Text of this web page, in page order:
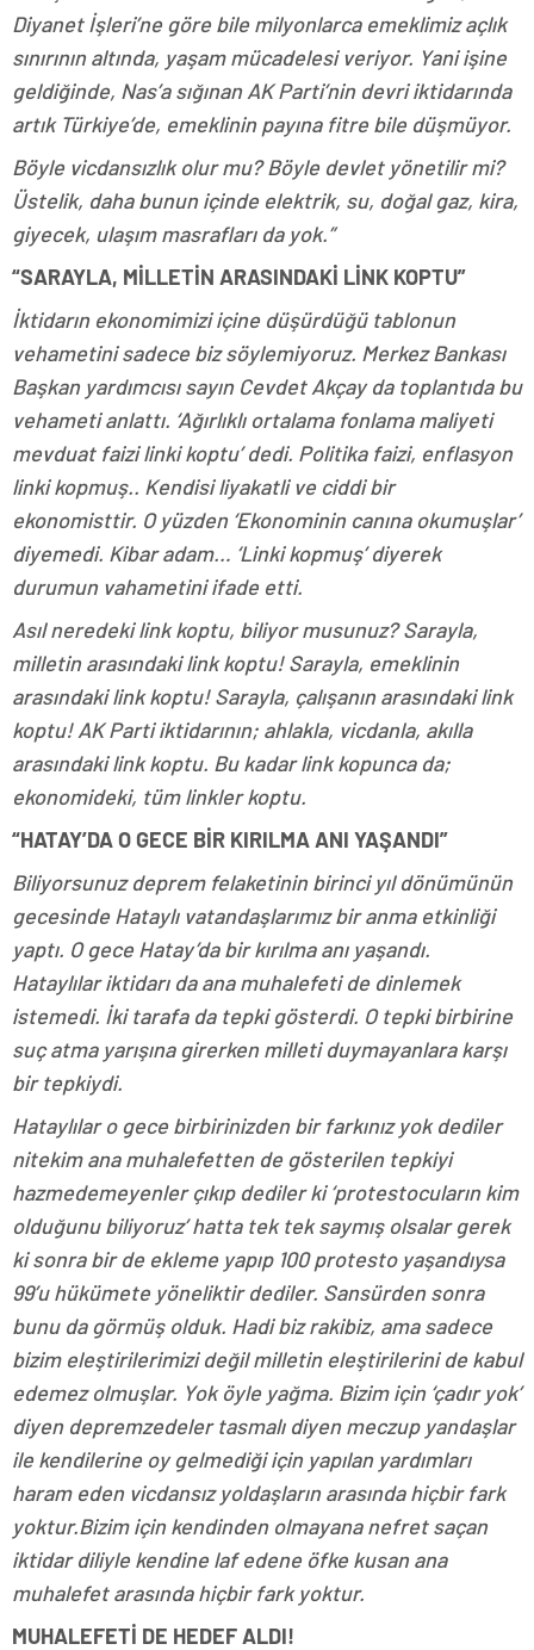
Diyanet İşleri’ne göre bile milyonlarca emeklimiz açlık
sınırının altında, yaşam mücadelesi veriyor. Yani işine
geldiğinde, Nas’a sığınan AK Parti’nin devri iktidarında
artık Türkiye’de, emeklinin payına fitre bile düşmüyor.
Böyle vicdansızlık olur mu? Böyle devlet yönetilir mi?
Üstelik, daha bunun içinde elektrik, su, doğal gaz, kira,
giyecek, ulaşım masrafları da yok.”
“SARAYLA, MİLLETİN ARASINDAKİ LİNK KOPTU”
İktidarın ekonomimizi içine düşürdüğü tablonun
vehametini sadece biz söylemiyoruz. Merkez Bankası
Başkan yardımcısı sayın Cevdet Akçay da toplantıda bu
vehameti anlattı. ‘Ağırlıklı ortalama fonlama maliyeti
mevduat faizi linki koptu’ dedi. Politika faizi, enflasyon
linki kopmuş.. Kendisi liyakatli ve ciddi bir
ekonomisttir. O yüzden ‘Ekonominin canına okumuşlar’
diyemedi. Kibar adam… ‘Linki kopmuş’ diyerek
durumun vahametini ifade etti.
Asıl neredeki link koptu, biliyor musunuz? Sarayla,
milletin arasındaki link koptu! Sarayla, emeklinin
arasındaki link koptu! Sarayla, çalışanın arasındaki link
koptu! AK Parti iktidarının; ahlakla, vicdanla, akılla
arasındaki link koptu. Bu kadar link kopunca da;
ekonomideki, tüm linkler koptu.
“HATAY’DA O GECE BİR KIRILMA ANI YAŞANDI”
Biliyorsunuz deprem felaketinin birinci yıl dönümünün
gecesinde Hataylı vatandaşlarımız bir anma etkinliği
yaptı. O gece Hatay’da bir kırılma anı yaşandı.
Hataylılar iktidarı da ana muhalefeti de dinlemek
istemedi. İki tarafa da tepki gösterdi. O tepki birbirine
suç atma yarışına girerken milleti duymayanlara karşı
bir tepkiydi.
Hataylılar o gece birbirinizden bir farkınız yok dediler
nitekim ana muhalefetten de gösterilen tepkiyi
hazmedemeyenler çıkıp dediler ki ‘protestocuların kim
olduğunu biliyoruz’ hatta tek tek saymış olsalar gerek
ki sonra bir de ekleme yapıp 100 protesto yaşandıysa
99’u hükümete yöneliktir dediler. Sansürden sonra
bunu da görmüş olduk. Hadi biz rakibiz, ama sadece
bizim eleştirilerimizi değil milletin eleştirilerini de kabul
edemez olmuşlar. Yok öyle yağma. Bizim için ‘çadır yok’
diyen depremzedeler tasmalı diyen meczup yandaşlar
ile kendilerine oy gelmediği için yapılan yardımları
haram eden vicdansız yoldaşların arasında hiçbir fark
yoktur.Bizim için kendinden olmayana nefret saçan
iktidar diliyle kendine laf edene öfke kusan ana
muhalefet arasında hiçbir fark yoktur.
MUHALEFETİ DE HEDEF ALDI!